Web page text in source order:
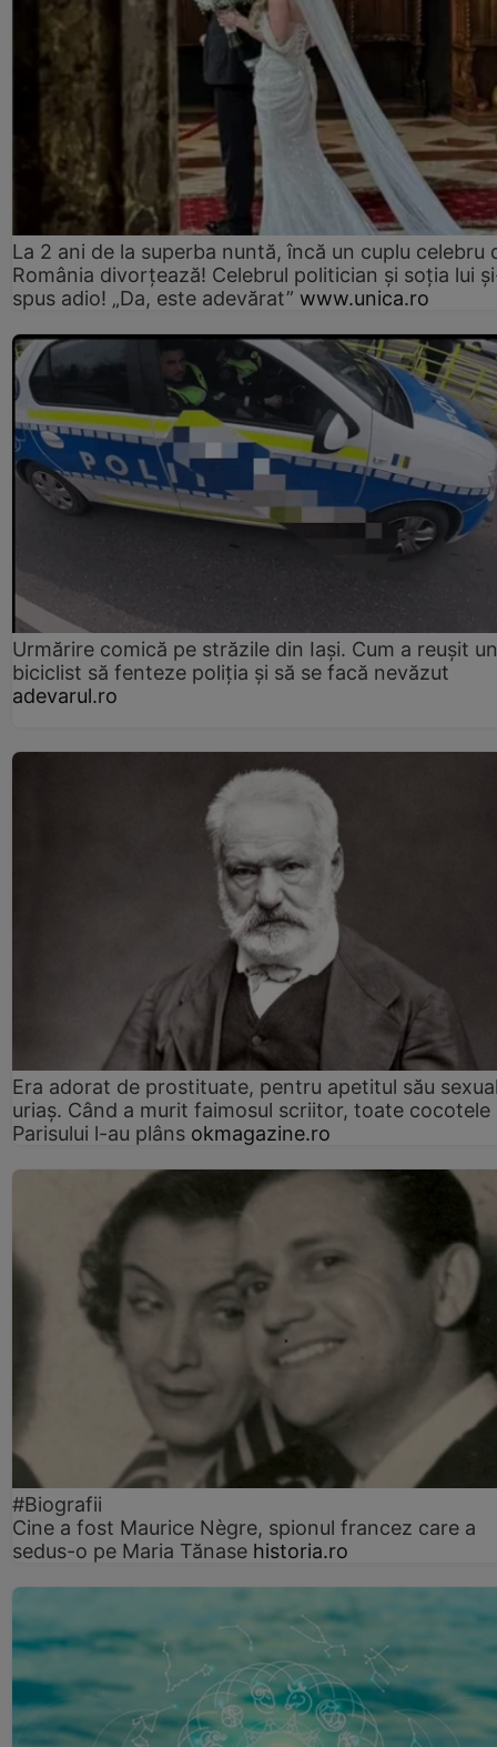
La 2 ani de la superba nuntă, încă un cuplu celebru
România divorțează! Celebrul politician și soția lui
spus adio! „Da, este adevărat” www.unica.ro
Urmărire comică pe străzile din Iași. Cum a reușit un
biciclist să fenteze poliția și să se facă nevăzut
adevarul.ro
Era adorat de prostituate, pentru apetitul său
uriaș. Când a murit faimosul scriitor, toate cocotele
Parisului l-au plâns okmagazine.ro
#Biografii
Cine a fost Maurice Nègre, spionul francez care a
sedus-o pe Maria Tănase historia.ro